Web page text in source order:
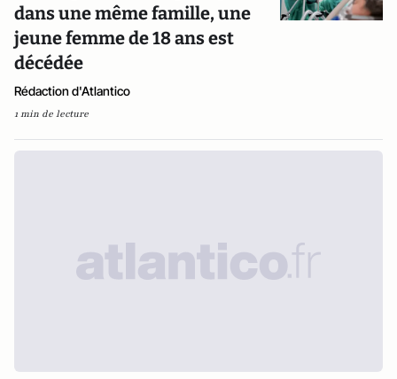
dans une même famille, une
jeune femme de 18 ans est
décédée
Rédaction d'Atlantico
1 min de lecture